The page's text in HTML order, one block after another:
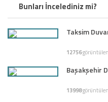
Bunları İncelediniz mi?
Taksim
12756
Başakşehir
13998